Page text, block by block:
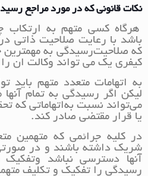
نکات قانونی که در مورد مراجع
هرگاه کسی متهم به ارتکاب
باشد با رعایت صلاحیت ذاتی
که صلاحیت‌رسیدگی به مهمترین
کیفری یک می تواند وکالت ان
به اتهامات متعدد متهم باید
لیکن اگر رسیدگی به تمام
می‌تواند نسبت به‌اتهاماتی که
یا قرار مقتضی صادر کند.
در کلیه جرائمی که متهمین
شریک داشته باشند و در
آنها دسترسی نباشد و‌تفکیک
رسیدگی را تفکیک و تکلیف